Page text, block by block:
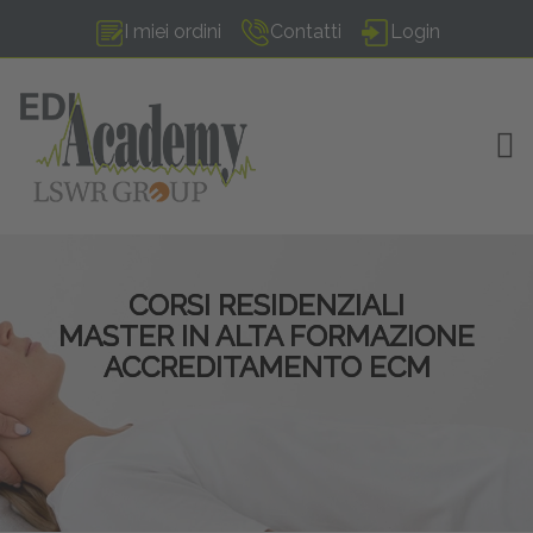
I miei ordini Contatti Login
CORSI RESIDENZIALI
MASTER IN ALTA FORMAZIONE
ACCREDITAMENTO ECM